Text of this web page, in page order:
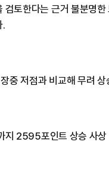
검토한다는 근거 불분명
.
중 저점과 비교해 무려
지 2595포인트 상승 사